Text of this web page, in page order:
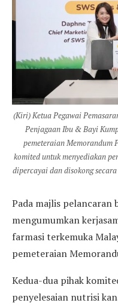
(Kiri) Ketua Pegawai
Penjagaan Ibu & Bayi
pemeteraian Memorandum
komited untuk menyediakan
dipercayai dan disokong
Pada majlis pelancaran
mengumumkan
farmasi terkemuka
pemeteraian
Kedua-dua pihak
penyelesaian nutrisi